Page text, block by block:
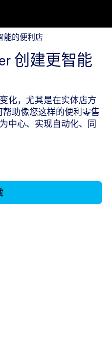
便利店
能的便利店
创建更智能
化，尤其是在实体店方
帮助像您这样的便利零售
中心、实现自动化、同